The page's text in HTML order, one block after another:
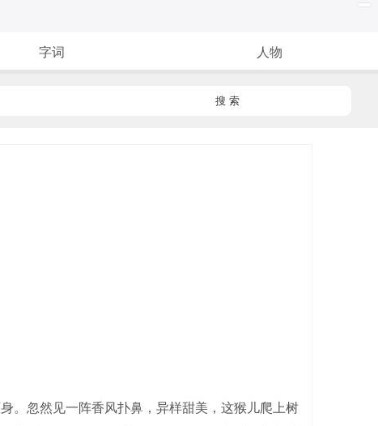
字词 人物
搜 索
忽然见一阵香风扑鼻，异样甜美，这猴儿爬上树